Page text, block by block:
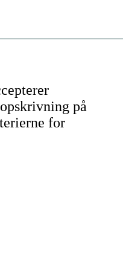
på
for